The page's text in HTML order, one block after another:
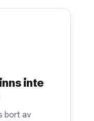
inte
bort av